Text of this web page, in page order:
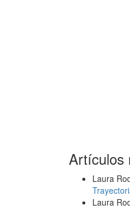
Artículos
Laura
Laura